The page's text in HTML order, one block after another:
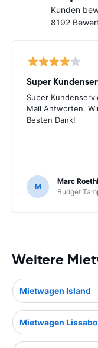
Kunden
8192
Super
Mail Antworten.
Besten Dank!
M
Marc
Budget
Weitere
Mietwagen Island
Mietwagen